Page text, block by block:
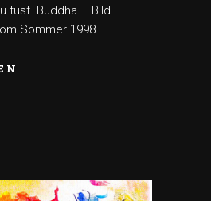
tust. Buddha – Bild –
Sommer 1998